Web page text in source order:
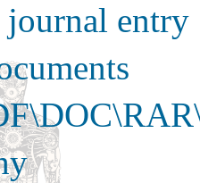
journal entry